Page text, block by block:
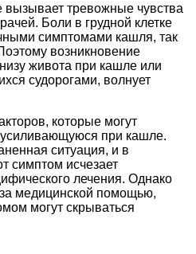
тревожные чувства
Боли в грудной клетке
симптомами кашля, так
возникновение
живота при кашле или
судорогами, волнует
которые могут
при кашле.
ситуация, и в
симптом исчезает
лечения. Однако
медицинской помощью,
могут скрываться